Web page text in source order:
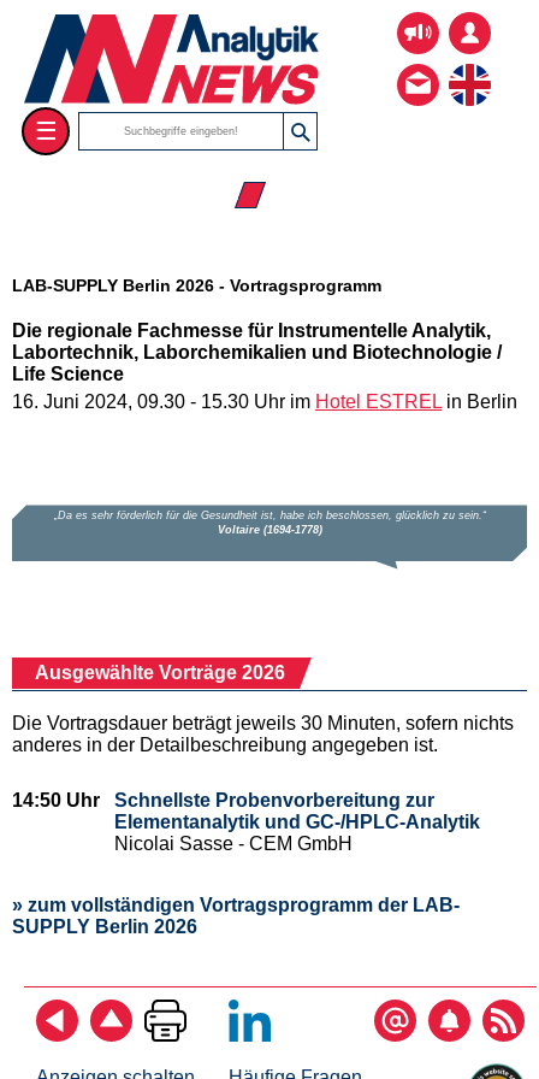
☰
☰ LAB-SUPPLY Berlin
LAB-SUPPLY Berlin 2026 - Vortragsprogramm
Die regionale Fachmesse für Instrumentelle Analytik,
Labortechnik, Laborchemikalien und Biotechnologie /
Life Science
16. Juni 2024, 09.30 - 15.30 Uhr im Hotel ESTREL in Berlin
Ausgewählte Vorträge 2026
Die Vortragsdauer beträgt jeweils 30 Minuten, sofern nichts
anderes in der Detailbeschreibung angegeben ist.
14:50 Uhr
Schnellste Probenvorbereitung zur
Elementanalytik und GC-/HPLC-Analytik
Nicolai Sasse - CEM GmbH
» zum vollständigen Vortragsprogramm der LAB-
SUPPLY Berlin 2026